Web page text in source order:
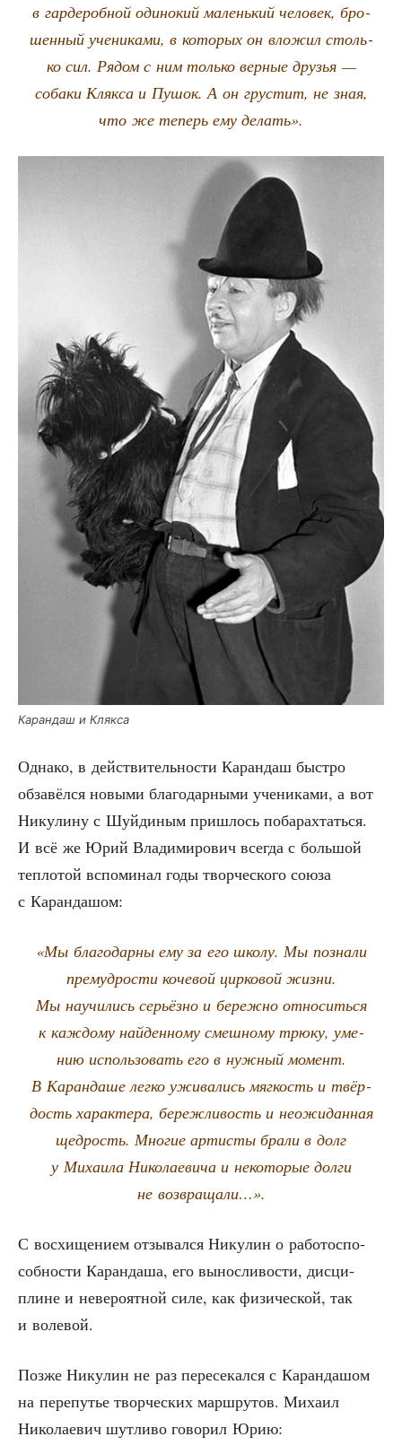
в гар­де­роб­ной оди­но­кий малень­кий чело­век, бро­
шен­ный уче­ни­ка­ми, в кото­рых он вло­жил столь­
ко сил. Рядом с ним толь­ко вер­ные дру­зья —
соба­ки Кляк­са и Пушок. А он гру­стит, не зная,
что же теперь ему делать».
Каран­даш и Клякса
Одна­ко, в дей­стви­тель­но­сти Каран­даш быст­ро
обза­вёл­ся новы­ми бла­го­дар­ны­ми уче­ни­ка­ми, а вот
Нику­ли­ну с Шуй­ди­ным при­шлось поба­рах­тать­ся.
И всё же Юрий Вла­ди­ми­ро­вич все­гда с боль­шой
теп­ло­той вспо­ми­нал годы твор­че­ско­го сою­за
с Карандашом:
«Мы бла­го­дар­ны ему за его шко­лу. Мы позна­ли
пре­муд­ро­сти коче­вой цир­ко­вой жиз­ни.
Мы научи­лись серьёз­но и береж­но отно­сить­ся
к каж­до­му най­ден­но­му смеш­но­му трю­ку, уме­
нию исполь­зо­вать его в нуж­ный момент.
В Каран­да­ше лег­ко ужи­ва­лись мяг­кость и твёр­
дость харак­те­ра, береж­ли­вость и неожи­дан­ная
щед­рость. Мно­гие арти­сты бра­ли в долг
у Миха­и­ла Нико­ла­е­ви­ча и неко­то­рые дол­ги
не возвращали…».
С вос­хи­ще­ни­ем отзы­вал­ся Нику­лин о рабо­то­спо­
соб­но­сти Каран­да­ша, его вынос­ли­во­сти, дис­ци­
плине и неве­ро­ят­ной силе, как физи­че­ской, так
и волевой.
Поз­же Нику­лин не раз пере­се­кал­ся с Каран­да­шом
на пере­пу­тье твор­че­ских марш­ру­тов. Миха­ил
Нико­ла­е­вич шут­ли­во гово­рил Юрию: